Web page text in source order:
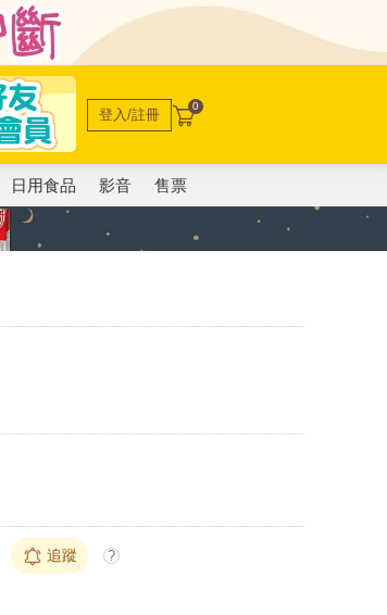
登入/註冊 0
日用食品 影音 售票
追蹤 ?